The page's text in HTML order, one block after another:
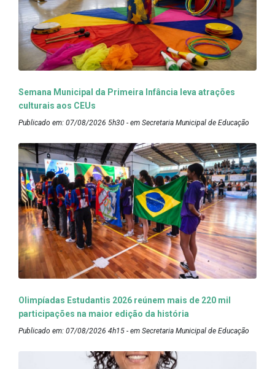
Semana Municipal da Primeira Infância leva atrações
culturais aos CEUs
Publicado em: 07/08/2026 5h30 - em Secretaria Municipal de Educação
Olimpíadas Estudantis 2026 reúnem mais de 220 mil
participações na maior edição da história
Publicado em: 07/08/2026 4h15 - em Secretaria Municipal de Educação